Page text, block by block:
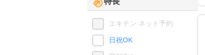
エキテン ネット予約
日祝OK